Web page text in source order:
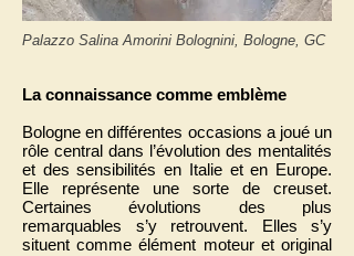
Palazzo Salina Amorini Bolognini, Bologne, GC
La connaissance comme emblème
Bologne en différentes occasions a joué un
rôle central dans l’évolution des mentalités
et des sensibilités en Italie et en Europe.
Elle représente une sorte de creuset.
Certaines évolutions des plus
remarquables s’y retrouvent. Elles s’y
situent comme élément moteur et original